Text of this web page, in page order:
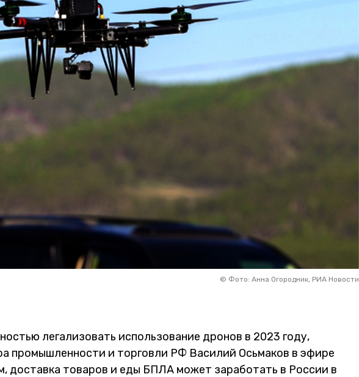
© Фото: Анна Огородник, РИА Новости
легализовать использование дронов в 2023 году,
промышленности и торговли РФ Василий Осьмаков в эфире
доставка товаров и еды БПЛА может заработать в России в